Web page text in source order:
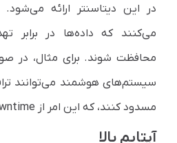
در این دیتاسنتر ارائه
می‌کنند که داده‌ها در برابر
محافظت شوند. برای مثال، در
سیستم‌های هوشمند می‌توانند
مسدود کنند، که این امر از downtime جلوگیری می‌کند.
آپتایم بالا